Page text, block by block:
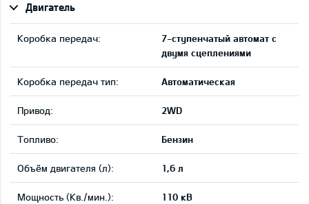
Двигатель
Коробка передач:
7-ступенчатый автомат с
двумя сцеплениями
Коробка передач тип: Автоматическая
Привод: 2WD
Tопливо: Бензин
Объём двигателя (л): 1,6 л
Мощность (Кв./мин.): 110 кВ